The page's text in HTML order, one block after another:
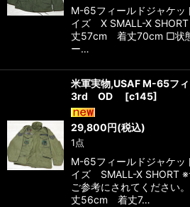
M-65フィールドジャケ
イズ X SMALL-X
丈57cm 着丈70cm □状
ー…
米軍実物,USAF M-65フ
3rd OD
[c145]
29,800円(税込)
1点
M-65フィールドジャケ
イズ SMALL-X SHORT ※
ご参考にされてください
丈56cm 着丈7…